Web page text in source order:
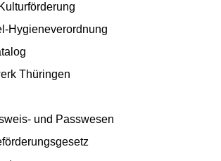
Hygieneverordnung
Thüringen
und Passwesen